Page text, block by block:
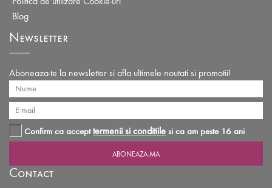
Blog
Newsletter
Aboneaza-te la newsletter si afla ultimele noutati si promotii!
Confirm ca accepttermenii si conditiile si ca am peste 16 ani
Contact